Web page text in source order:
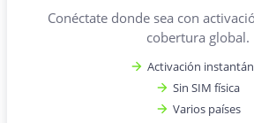
Conéctate donde sea con
cobertura global.
Activación
Sin SIM física
Varios países